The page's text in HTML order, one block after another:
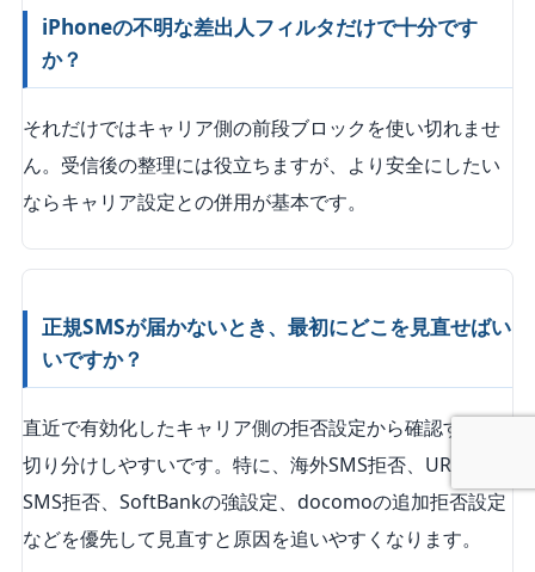
iPhoneの不明な差出人フィルタだけで十分です
か？
それだけではキャリア側の前段ブロックを使い切れませ
ん。受信後の整理には役立ちますが、より安全にしたい
ならキャリア設定との併用が基本です。
正規SMSが届かないとき、最初にどこを見直せばい
いですか？
直近で有効化したキャリア側の拒否設定から確認すると
切り分けしやすいです。特に、海外SMS拒否、URL付き
SMS拒否、SoftBankの強設定、docomoの追加拒否設定
などを優先して見直すと原因を追いやすくなります。